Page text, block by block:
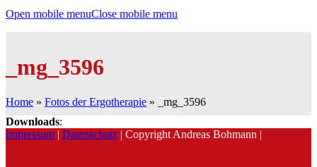
Open mobile menuClose mobile menu
_mg_3596
Home » Fotos der Ergotherapie »
_mg_3596
Downloads:
Impressum | Datenschutz | Copyright Andreas Bohmann |